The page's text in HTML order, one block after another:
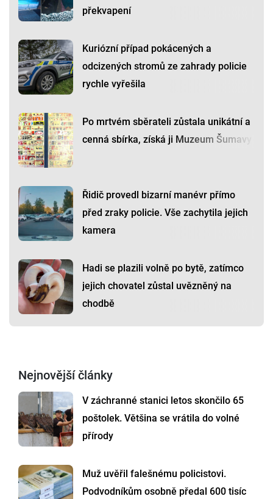
překvapení
Kuriózní případ pokácených a
odcizených stromů ze zahrady policie
rychle vyřešila
Po mrtvém sběrateli zůstala unikátní a
cenná sbírka, získá ji Muzeum Šumavy
Řidič provedl bizarní manévr přímo
před zraky policie. Vše zachytila jejich
kamera
Hadi se plazili volně po bytě, zatímco
jejich chovatel zůstal uvězněný na
chodbě
Nejnovější články
V záchranné stanici letos skončilo 65
poštolek. Většina se vrátila do volné
přírody
Muž uvěřil falešnému policistovi.
Podvodníkům osobně předal 600 tisíc